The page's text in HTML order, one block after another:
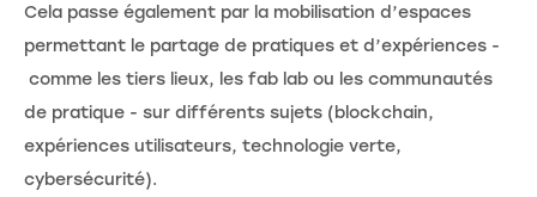
Cela passe également par la mobilisation d’espaces
permettant le partage de pratiques et d’expériences -
comme les tiers lieux, les fab lab ou les communautés
de pratique - sur différents sujets (blockchain,
expériences utilisateurs, technologie verte,
cybersécurité).